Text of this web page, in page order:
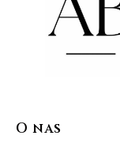
Linki w stopce
O nas